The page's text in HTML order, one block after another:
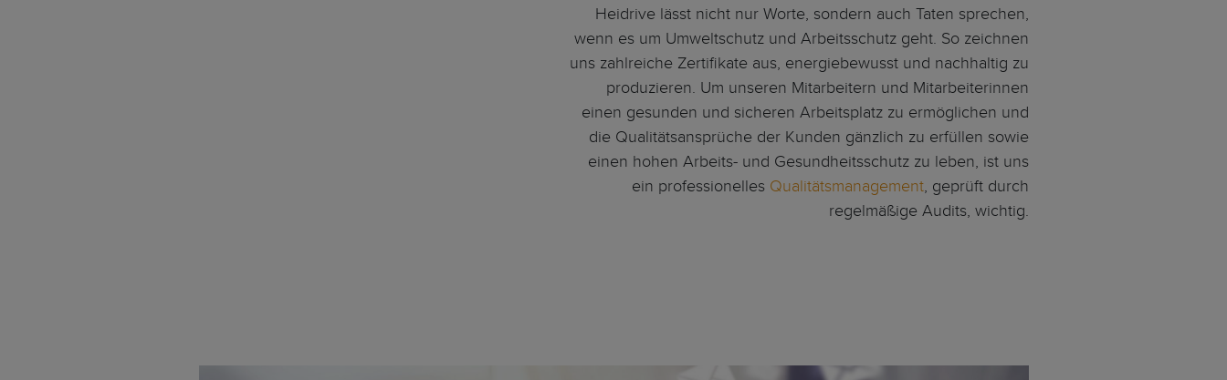
Heidrive lässt nicht nur Worte, sondern auch Taten sprechen,
wenn es um Umweltschutz und Arbeitsschutz geht. So zeichnen
uns zahlreiche Zertifikate aus, energiebewusst und nachhaltig zu
produzieren. Um unseren Mitarbeitern und Mitarbeiterinnen
einen gesunden und sicheren Arbeitsplatz zu ermöglichen und
die Qualitätsansprüche der Kunden gänzlich zu erfüllen sowie
einen hohen Arbeits- und Gesundheitsschutz zu leben, ist uns
ein professionelles Qualitätsmanagement, geprüft durch
regelmäßige Audits, wichtig.